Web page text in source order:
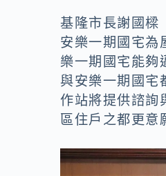
k
基隆市長謝國樑
安樂一期國宅為
樂一期國宅能夠
與安樂一期國宅
作站將提供諮詢
區住戶之都更意